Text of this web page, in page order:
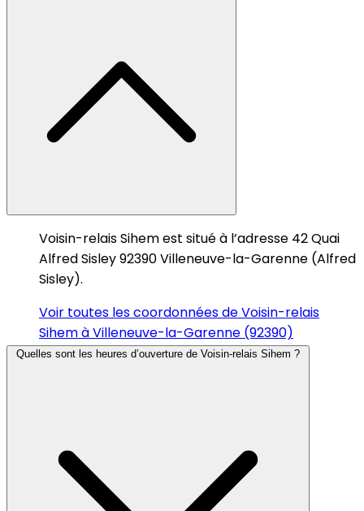
Voisin-relais Sihem est situé à l’adresse 42 Quai
Alfred Sisley 92390 Villeneuve-la-Garenne (Alfred
Sisley).
Voir toutes les coordonnées de Voisin-relais
Sihem à Villeneuve-la-Garenne (92390)
Quelles sont les heures d’ouverture de Voisin-relais Sihem ?